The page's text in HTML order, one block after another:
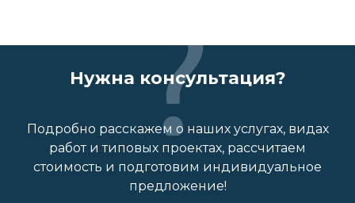
Нужна консультация?
Подробно расскажем о наших услугах, видах
работ и типовых проектах, рассчитаем
стоимость и подготовим индивидуальное
предложение!